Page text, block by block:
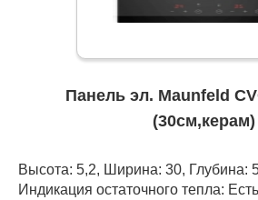
Панель эл. Maunfeld
(30см,керам)
Высота: 5,2, Ширина: 30, Глубина:
Индикация остаточного тепла: